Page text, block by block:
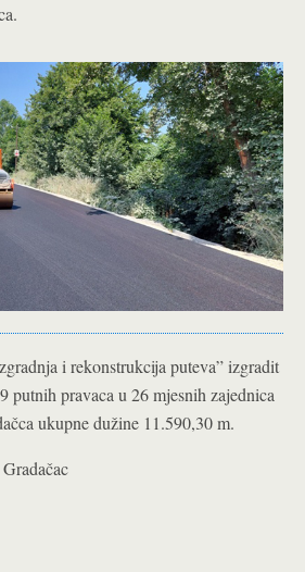
i rekonstrukcija puteva” izgradit
putnih pravaca u 26 mjesnih zajednica
ukupne dužine 11.590,30 m.